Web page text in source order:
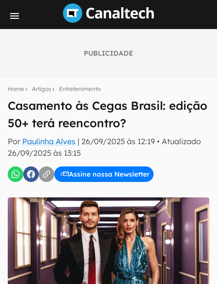
PUBLICIDADE
Home Artigos Entretenimento
Casamento às Cegas Brasil: edição
50+ terá reencontro?
Por Paulinha Alves | 26/09/2025 às 12:19 • Atualizado
26/09/2025 às 13:15
Assine nossa Newsletter
notícias e reviews sobre tecnologia em primeira
E-mail
Uso e Política de Privacidade do Canaltech.